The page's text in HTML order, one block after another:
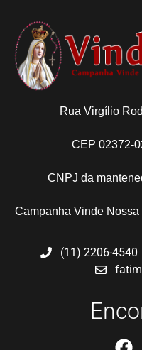
Rua Virgílio
CEP 02372-
CNPJ da
Campanha Vinde
(11) 2206-4540